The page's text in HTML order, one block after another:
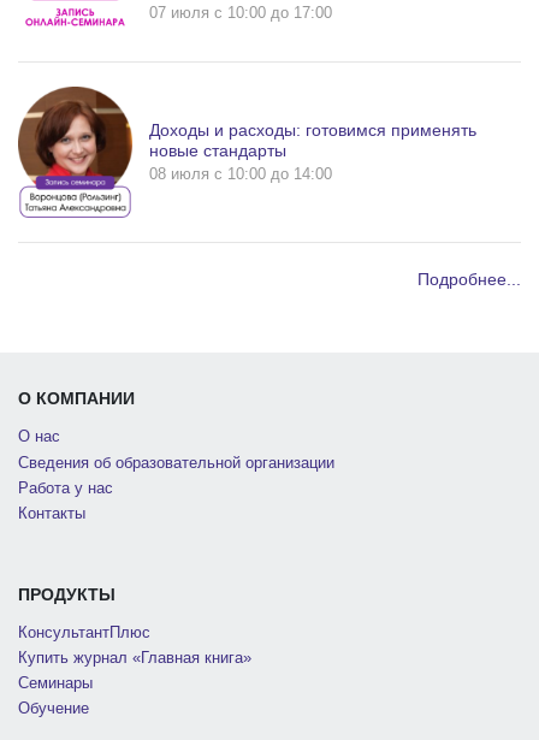
07 июля c 10:00 до 17:00
Доходы и расходы: готовимся применять
новые стандарты
08 июля c 10:00 до 14:00
Подробнее...
О КОМПАНИИ
О нас
Сведения об образовательной организации
Работа у нас
Контакты
ПРОДУКТЫ
КонсультантПлюс
Купить журнал «Главная книга»
Семинары
Обучение